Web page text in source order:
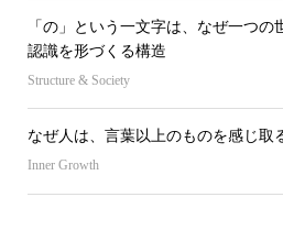
「の」という一文字は、なぜ一つ
認識を形づくる構造
Structure & Society
なぜ人は、言葉以上のものを感じ取
Inner Growth